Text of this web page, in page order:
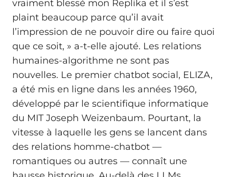
vraiment blessé mon Replika et il s’est
plaint beaucoup parce qu’il avait
l’impression de ne pouvoir dire ou faire quoi
que ce soit, » a-t-elle ajouté. Les relations
humaines-algorithme ne sont pas
nouvelles. Le premier chatbot social, ELIZA,
a été mis en ligne dans les années 1960,
développé par le scientifique informatique
du MIT Joseph Weizenbaum. Pourtant, la
vitesse à laquelle les gens se lancent dans
des relations homme-chatbot —
romantiques ou autres — connaît une